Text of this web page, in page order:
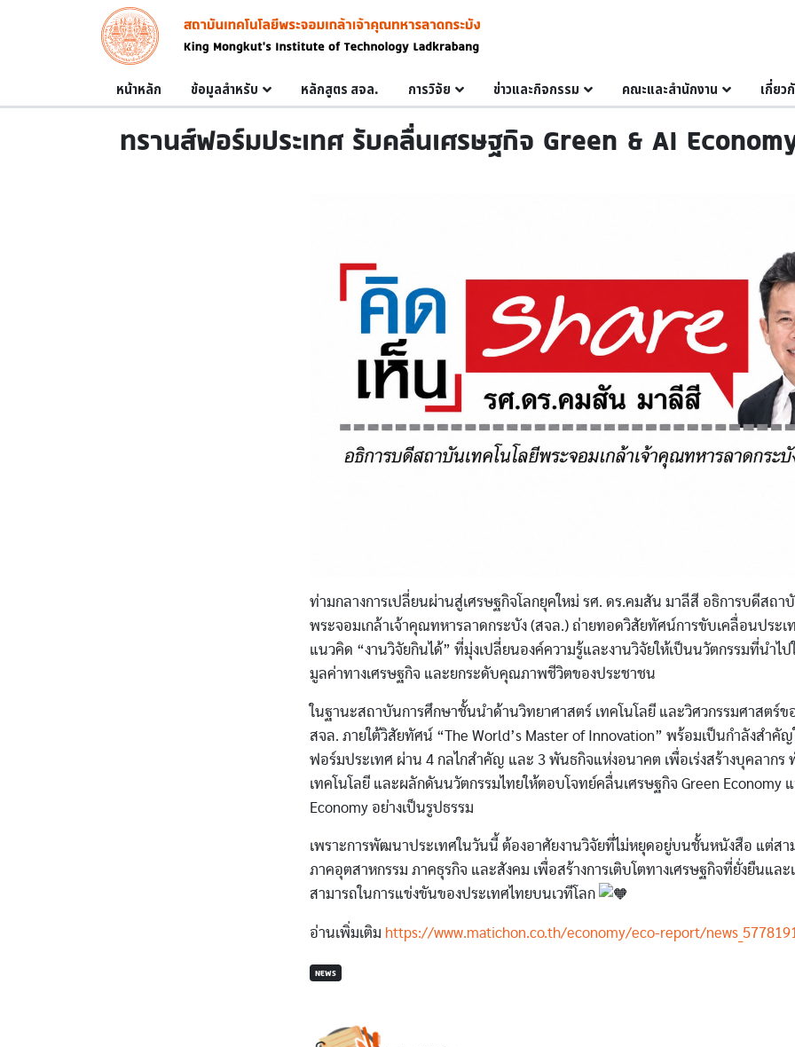
Skip to main content
Image
Main navigation
หน้าหลัก ข้อมูลสำหรับ หลักสูตร สจล. การวิจัย ข่าวและกิจกรรม คณะและสำนักงาน เกี่ยว
ทรานส์ฟอร์มประเทศ รับคลื่นเศรษฐกิจ Green & AI
ท่ามกลางการเปลี่ยนผ่านสู่เศรษฐกิจโลกยุคใหม่ รศ. ดร.คมสัน มาลีสี อธิการบดีสถา
พระจอมเกล้าเจ้าคุณทหารลาดกระบัง (สจล.) ถ่ายทอดวิสัยทัศน์การขับเคลื่อนประเ
แนวคิด “งานวิจัยกินได้” ที่มุ่งเปลี่ยนองค์ความรู้และงานวิจัยให้เป็นนวัตกรรมที่นำไป
มูลค่าทางเศรษฐกิจ และยกระดับคุณภาพชีวิตของประชาชน
ในฐานะสถาบันการศึกษาชั้นนำด้านวิทยาศาสตร์ เทคโนโลยี และวิศวกรรมศาสตร์ข
สจล. ภายใต้วิสัยทัศน์ “The World’s Master of Innovation” พร้อมเป็นกำลังสำคั
ฟอร์มประเทศ ผ่าน 4 กลไกสำคัญ และ 3 พันธกิจแห่งอนาคต เพื่อเร่งสร้างบุคลากร
เทคโนโลยี และผลักดันนวัตกรรมไทยให้ตอบโจทย์คลื่นเศรษฐกิจ Green Economy
Economy อย่างเป็นรูปธรรม
เพราะการพัฒนาประเทศในวันนี้ ต้องอาศัยงานวิจัยที่ไม่หยุดอยู่บนชั้นหนังสือ แต่ส
ภาคอุตสาหกรรม ภาคธุรกิจ และสังคม เพื่อสร้างการเติบโตทางเศรษฐกิจที่ยั่งยืนแล
สามารถในการแข่งขันของประเทศไทยบนเวทีโลก
อ่านเพิ่มเติม https://www.matichon.co.th/economy/eco-report/
NEWS